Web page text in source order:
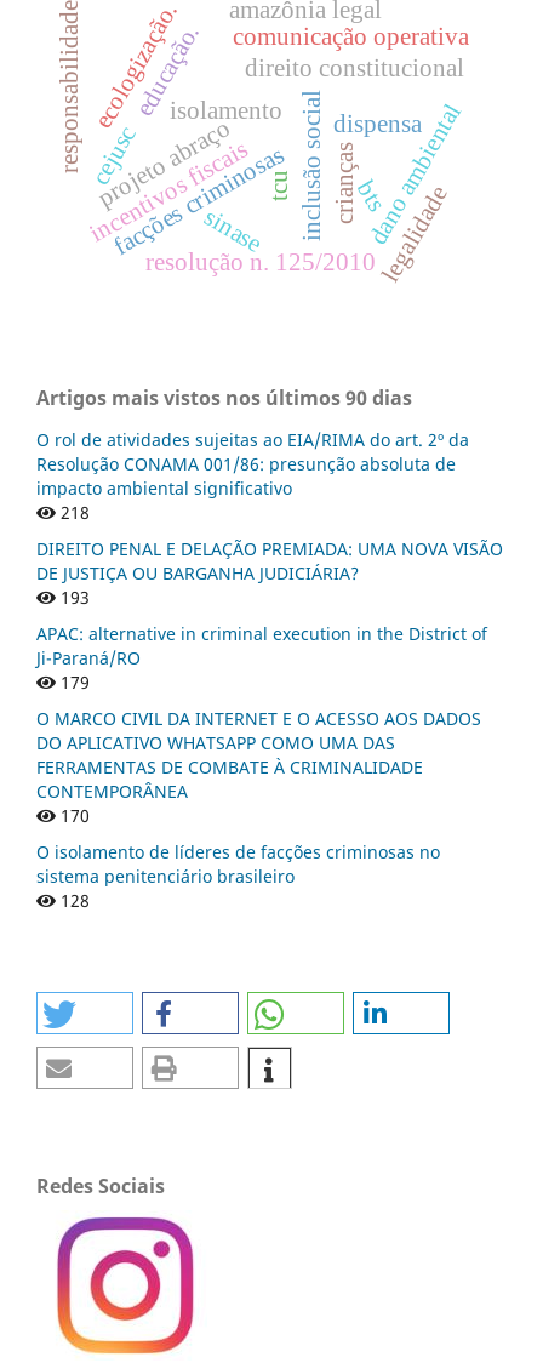
direito constitucional
isolamento
inclusão social
educação.
projeto abraço
cejusc
resolução n. 125/2010
facções criminosas crianças
sinase
comunicação operativa
amazônia legal
dano ambiental
responsabilidade ecologização.
bts
dispensa
legalidade
incentivos fiscais tcu
Artigos mais vistos nos últimos 90 dias
O rol de atividades sujeitas ao EIA/RIMA do art. 2º da
Resolução CONAMA 001/86: presunção absoluta de
impacto ambiental significativo
218
DIREITO PENAL E DELAÇÃO PREMIADA: UMA NOVA VISÃO
DE JUSTIÇA OU BARGANHA JUDICIÁRIA?
193
APAC: alternative in criminal execution in the District of
Ji-Paraná/RO
179
O MARCO CIVIL DA INTERNET E O ACESSO AOS DADOS
DO APLICATIVO WHATSAPP COMO UMA DAS
FERRAMENTAS DE COMBATE À CRIMINALIDADE
CONTEMPORÂNEA
170
O isolamento de líderes de facções criminosas no
sistema penitenciário brasileiro
128
Redes Sociais